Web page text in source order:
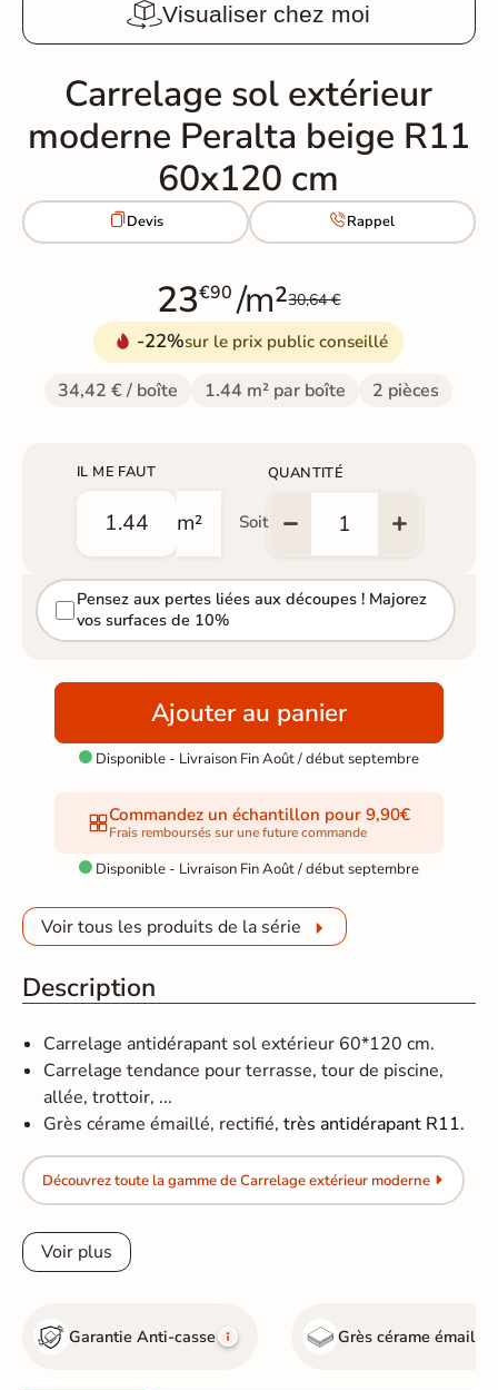
Visualiser chez moi
Carrelage sol extérieur
moderne Peralta beige R11
60x120 cm
Devis Rappel
23€90 /m²30,64 €
-22%sur le prix public conseillé
34,42 € / boîte 1.44 m² par boîte 2 pièces
IL ME FAUT
m² Soit
QUANTITÉ
Pensez aux pertes liées aux découpes ! Majorez
vos surfaces de 10%
Ajouter au panier
 Disponible - Livraison Fin Août / début septembre
Commandez un échantillon pour 9,90€
Frais remboursés sur une future commande
 Disponible - Livraison Fin Août / début septembre
Voir tous les produits de la série
Description
Carrelage antidérapant sol extérieur 60*120 cm.
Carrelage tendance pour terrasse, tour de piscine,
allée, trottoir, ...
Grès cérame émaillé, rectifié,très antidérapant R11.
Découvrez toute la gamme de Carrelage extérieur moderne
Voir plus
Garantie Anti-casse Grès cérame émaillé